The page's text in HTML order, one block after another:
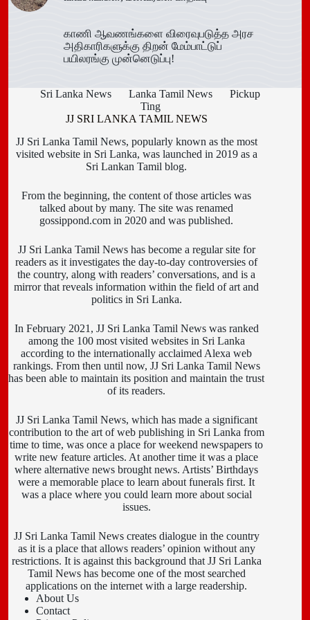
காணி ஆவணங்களை விரைவுபடுத்த அரச
அதிகாரிகளுக்கு திறன் மேம்பாட்டுப்
பயிலரங்கு முன்னெடுப்பு!
Sri Lanka News Lanka Tamil News
Pickup
Ting
JJ SRI LANKA TAMIL NEWS
JJ Sri Lanka Tamil News, popularly known as the most
visited website in Sri Lanka, was launched in 2019 as a
Sri Lankan Tamil blog.
From the beginning, the content of those articles was
talked about by many. The site was renamed
gossippond.com in 2020 and was published.
JJ Sri Lanka Tamil News has become a regular site for
readers as it investigates the day-to-day controversies of
the country, along with readers’ conversations, and is a
mirror that reveals information within the field of art and
politics in Sri Lanka.
In February 2021, JJ Sri Lanka Tamil News was ranked
among the 100 most visited websites in Sri Lanka
according to the internationally acclaimed Alexa web
rankings. From then until now, JJ Sri Lanka Tamil News
has been able to maintain its position and maintain the trust
of its readers.
JJ Sri Lanka Tamil News, which has made a significant
contribution to the art of web publishing in Sri Lanka from
time to time, was once a place for weekend newspapers to
write new feature articles. At another time it was a place
where alternative news brought news. Artists’ Birthdays
were a memorable place to learn about funerals first. It
was a place where you could learn more about social
issues.
JJ Sri Lanka Tamil News creates dialogue in the country
as it is a place that allows readers’ opinion without any
restrictions. It is against this background that JJ Sri Lanka
Tamil News has become one of the most searched
applications on the internet with a large readership.
About Us
Contact